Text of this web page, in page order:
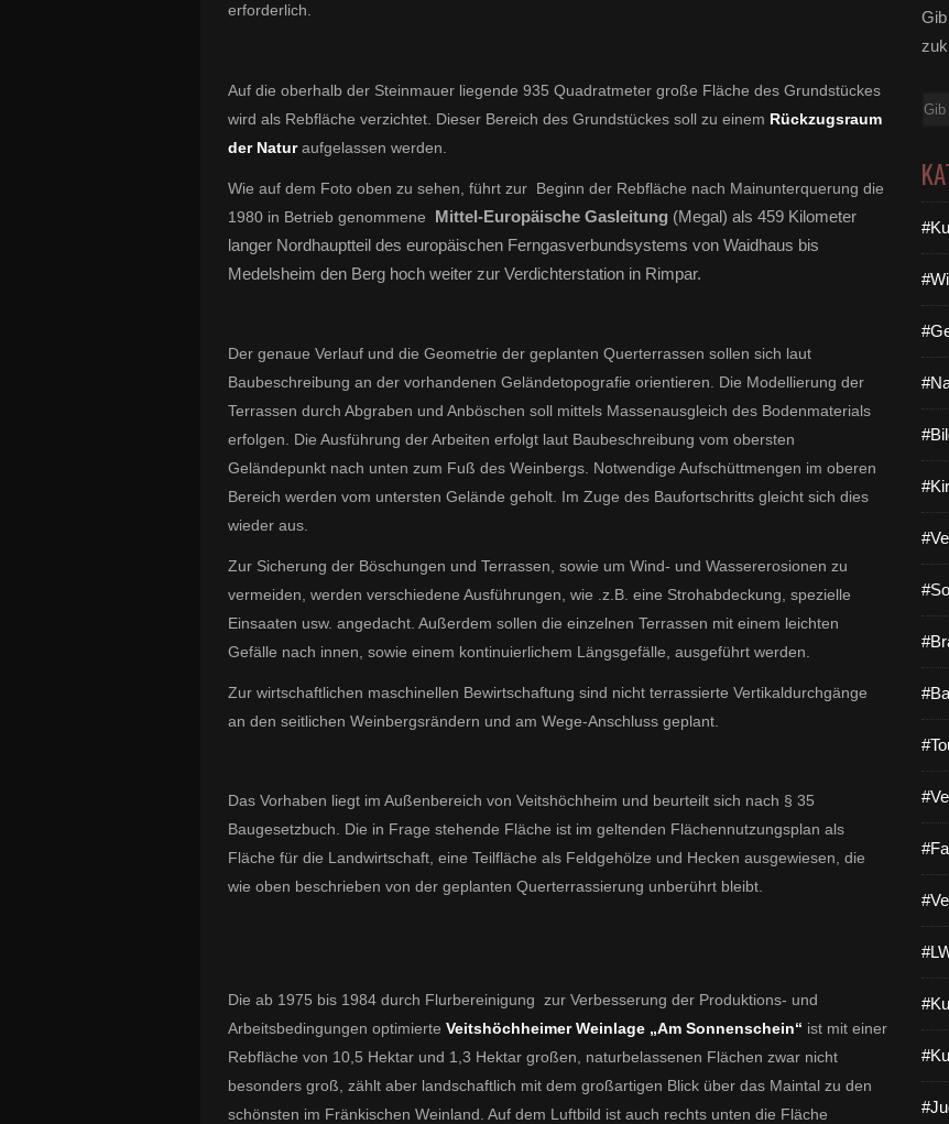
erforderlich.
Auf die oberhalb der Steinmauer liegende 935 Quadratmeter große Fläche des Grundstückes
wird als Rebfläche verzichtet. Dieser Bereich des Grundstückes soll zu einem Rückzugsraum
der Naturaufgelassen werden.
Wie auf dem Foto oben zu sehen, führt zur Beginn der Rebfläche nach Mainunterquerung die
1980 in Betrieb genommene
Mittel-Europäische Gasleitung (Megal) als 459 Kilometer
langer Nordhauptteil des europäischen Ferngasverbundsystems von Waidhaus bis
Medelsheim den Berg hoch weiter zur Verdichterstation in Rimpar.
Der genaue Verlauf und die Geometrie der geplanten Querterrassen sollen sich laut
Baubeschreibung an der vorhandenen Geländetopografie orientieren. Die Modellierung der
Terrassen durch Abgraben und Anböschen soll mittels Massenausgleich des Bodenmaterials
erfolgen. Die Ausführung der Arbeiten erfolgt laut Baubeschreibung vom obersten
Geländepunkt nach unten zum Fuß des Weinbergs. Notwendige Aufschüttmengen im oberen
Bereich werden vom untersten Gelände geholt. Im Zuge des Baufortschritts gleicht sich dies
wieder aus.
Zur Sicherung der Böschungen und Terrassen, sowie um Wind- und Wassererosionen zu
vermeiden, werden verschiedene Ausführungen, wie .z.B. eine Strohabdeckung, spezielle
Einsaaten usw. angedacht. Außerdem sollen die einzelnen Terrassen mit einem leichten
Gefälle nach innen, sowie einem kontinuierlichem Längsgefälle, ausgeführt werden.
Zur wirtschaftlichen maschinellen Bewirtschaftung sind nicht terrassierte Vertikaldurchgänge
an den seitlichen Weinbergsrändern und am Wege-Anschluss geplant.
Das Vorhaben liegt im Außenbereich von Veitshöchheim und beurteilt sich nach § 35
Baugesetzbuch. Die in Frage stehende Fläche ist im geltenden Flächennutzungsplan als
Fläche für die Landwirtschaft, eine Teilfläche als Feldgehölze und Hecken ausgewiesen, die
wie oben beschrieben von der geplanten Querterrassierung unberührt bleibt.
Die ab 1975 bis 1984 durch Flurbereinigung zur Verbesserung der Produktions- und
Arbeitsbedingungen optimierte Veitshöchheimer Weinlage „Am Sonnenschein“ ist mit einer
Rebfläche von 10,5 Hektar und 1,3 Hektar großen, naturbelassenen Flächen zwar nicht
besonders groß, zählt aber landschaftlich mit dem großartigen Blick über das Maintal zu den
schönsten im Fränkischen Weinland. Auf dem Luftbild ist auch rechts unten die Fläche
E-